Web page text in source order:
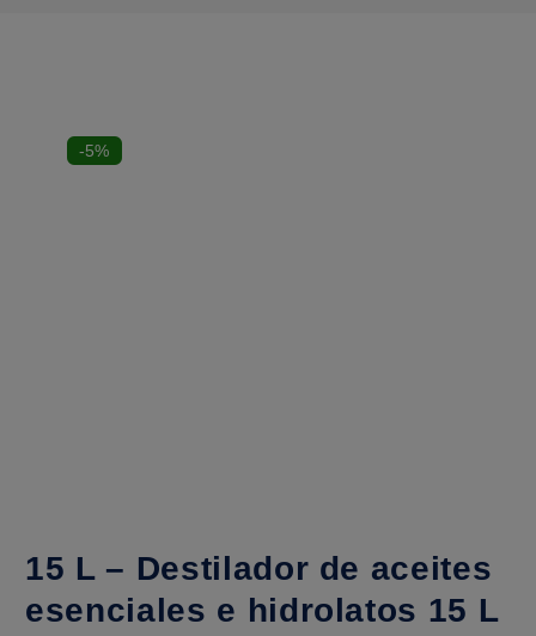
-5%
15 L – Destilador de aceites
esenciales e hidrolatos 15 L